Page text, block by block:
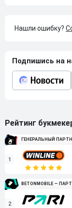
Нашли ошибку?
Подпишись на
Рейтинг
ГЕНЕРАЛЬНЫЙ
1
BETONMOBILE —
2